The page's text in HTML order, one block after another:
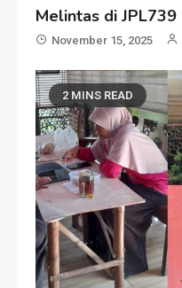
Melintas di JPL739
November 15, 2025
2 MINS READ